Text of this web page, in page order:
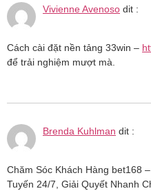
Vivienne Avenoso dit :
Cách cài đặt nền tảng 33win –
để trải nghiệm mượt mà.
Brenda Kuhlman dit :
Chăm Sóc Khách Hàng bet168 –
Tuyến 24/7, Giải Quyết Nhanh